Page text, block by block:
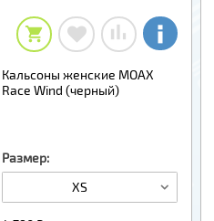
Кальсоны женские MOAX
Race Wind (черный)
Размер:
XS